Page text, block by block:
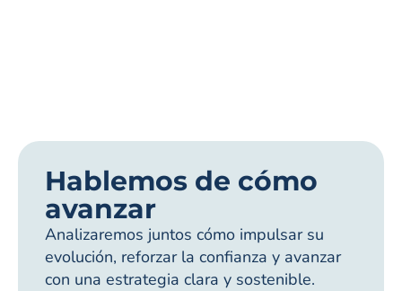
Hablemos de cómo
avanzar
Analizaremos juntos cómo impulsar su
evolución, reforzar la confianza y avanzar
con una estrategia clara y sostenible.